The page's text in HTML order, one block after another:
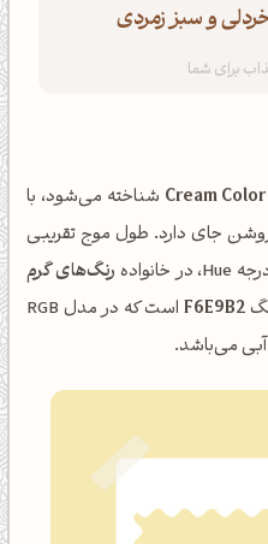
و سبز زمردی
Cream Color شناخته می‌شود، با
رنگ‌های روشن جای دارد. طول موج تقریبی
رنگ‌های گرم
F6E9B2
است که در مدل RGB